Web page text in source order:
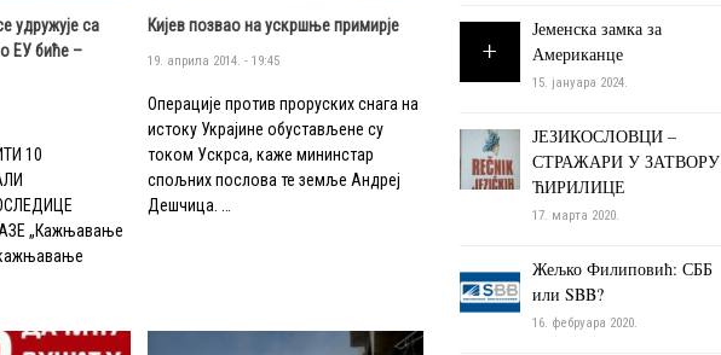
удружује са
ЕУ биће –
10
„Кажњавање
Кијев позвао на ускршње примирје
19. априла 2014. - 19:45
Операције против проруских снага на
истоку Украјине обустављене су
током Ускрса, каже мининстар
спољних послова те земље Андреј
Дешчица. …
Јеменска замка за
Американце
15. јануара 2024.
ЈЕЗИКОСЛОВЦИ –
СТРАЖАРИ У ЗАТВОРУ
ЋИРИЛИЦЕ
17. марта 2020.
Жељко Филиповић: СББ
или SBB?
16. фебруара 2020.